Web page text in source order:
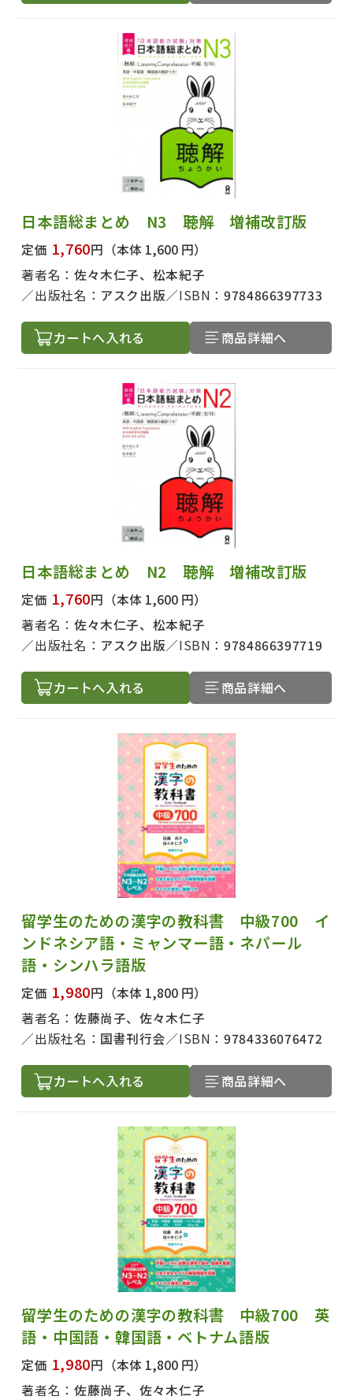
日本語総まとめ N3 聴解 増補改訂版
定価 1,760円 （本体 1,600 円）
著者名： 佐々木仁子、松本紀子
出版社名： アスク出版 ISBN：9784866397733
カートへ入れる 商品詳細へ
日本語総まとめ N2 聴解 増補改訂版
定価 1,760円 （本体 1,600 円）
著者名： 佐々木仁子、松本紀子
出版社名： アスク出版 ISBN：9784866397719
カートへ入れる 商品詳細へ
留学生のための漢字の教科書 中級700 イ
ンドネシア語・ミャンマー語・ネパール
語・シンハラ語版
定価 1,980円 （本体 1,800 円）
著者名： 佐藤尚子、佐々木仁子
出版社名： 国書刊行会 ISBN：9784336076472
カートへ入れる 商品詳細へ
留学生のための漢字の教科書 中級700 英
語・中国語・韓国語・ベトナム語版
定価 1,980円 （本体 1,800 円）
著者名： 佐藤尚子、佐々木仁子